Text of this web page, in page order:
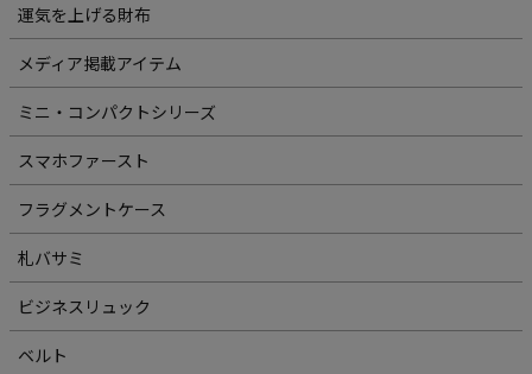
運気を上げる財布
メディア掲載アイテム
ミニ・コンパクトシリーズ
スマホファースト
フラグメントケース
札バサミ
ビジネスリュック
ベルト